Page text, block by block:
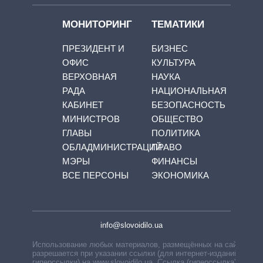
МОНИТОРИНГ
ПРЕЗИДЕНТ И
ОФИС
ВЕРХОВНАЯ
РАДА
КАБИНЕТ
МИНИСТРОВ
ГЛАВЫ
ОБЛАДМИНИСТРАЦИЙ
МЭРЫ
ВСЕ ПЕРСОНЫ
ТЕМАТИКИ
БИЗНЕС
КУЛЬТУРА
НАУКА
НАЦИОНАЛЬНАЯ
БЕЗОПАСНОСТЬ
ОБЩЕСТВО
ПОЛИТИКА
ПРАВО
ФИНАНСЫ
ЭКОНОМИКА
info@slovoidilo.ua
Использование любых материалов, размещённых на сайте,
разрешается при указании ссылки (для интернет-изданий —